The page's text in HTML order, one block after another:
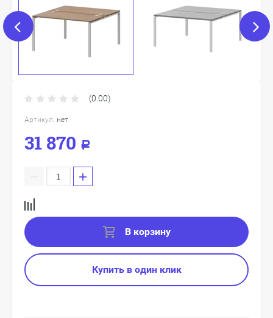
(0.00)
Артикул: нет
31 870 Р
+
В корзину
Купить в один клик